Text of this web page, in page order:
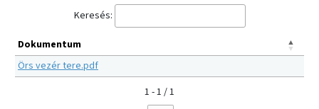
Keresés:
Dokumentum
Örs vezér tere.pdf
1 - 1 / 1